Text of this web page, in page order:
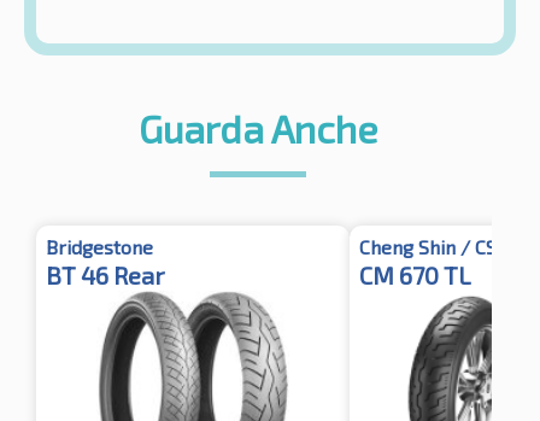
Guarda Anche
Bridgestone
BT 46 Rear
Cheng Shin / CST
CM 670 TL